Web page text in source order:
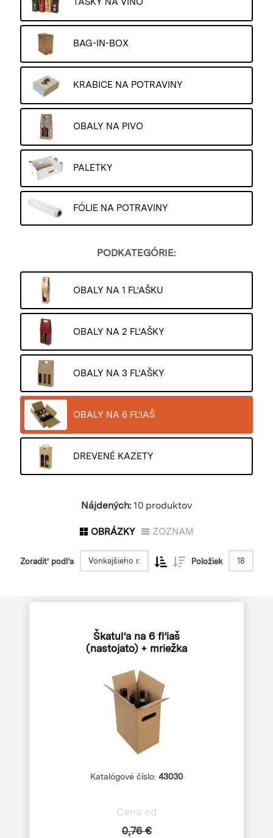
BAG-IN-BOX
KRABICE NA POTRAVINY
OBALY NA PIVO
PALETKY
FÓLIE NA POTRAVINY
PODKATEGÓRIE:
OBALY NA 1 FĽAŠKU
OBALY NA 2 FĽAŠKY
OBALY NA 3 FĽAŠKY
OBALY NA 6 FĽIAŠ
DREVENÉ KAZETY
Nájdených:10 produktov
OBRÁZKY ZOZNAM
Zoradiť podľa Vonkajšieho r. Položiek 18
Škatuľa na 6 fľiaš
(nastojato) + mriežka
Katalógové číslo: 43030
Cena od
0,76 €